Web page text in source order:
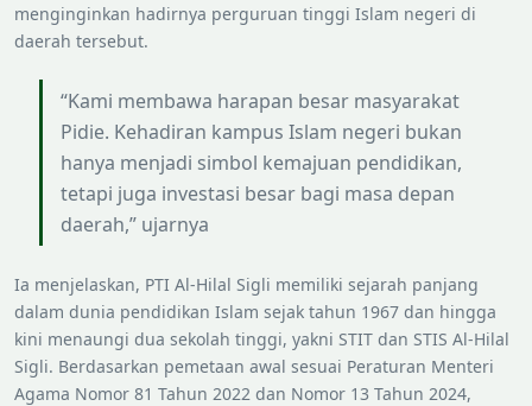
menginginkan hadirnya perguruan tinggi Islam negeri di
daerah tersebut.
“Kami membawa harapan besar masyarakat
Pidie. Kehadiran kampus Islam negeri bukan
hanya menjadi simbol kemajuan pendidikan,
tetapi juga investasi besar bagi masa depan
daerah,” ujarnya
Ia menjelaskan, PTI Al-Hilal Sigli memiliki sejarah panjang
dalam dunia pendidikan Islam sejak tahun 1967 dan hingga
kini menaungi dua sekolah tinggi, yakni STIT dan STIS Al-Hilal
Sigli. Berdasarkan pemetaan awal sesuai Peraturan Menteri
Agama Nomor 81 Tahun 2022 dan Nomor 13 Tahun 2024,